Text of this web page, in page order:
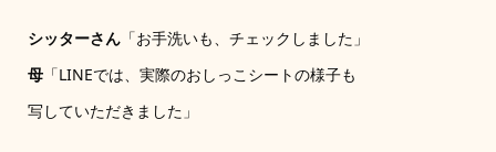
シッターさん「お手洗いも、チェックしました」
母「LINEでは、実際のおしっこシートの様子も
写していただきました」